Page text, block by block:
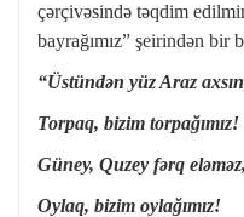
çərçivəsində təqdim
bayrağımız” şeirindən bir
“Üstündən yüz Araz
Torpaq, bizim torpağımız!
Güney, Quzey fərq eləməz,
Oylaq, bizim oylağımız!